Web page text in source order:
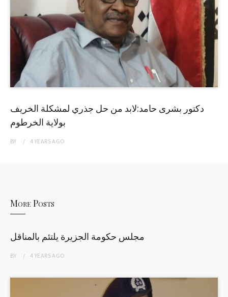
دكتور بشرى حامد:لابد من حل جذري لمشكلة الخريف
بولاية الخرطوم
BY 4 YEARSAGO
More Posts
مجلس حكومة الجزيرة يلتئم بالمناقل
BY 4 YEARSAGO